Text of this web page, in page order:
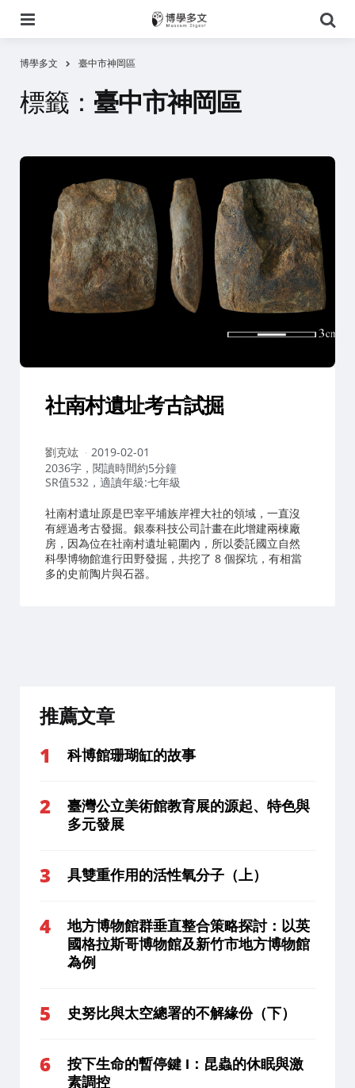
尋
博學多文 臺中市神岡區
標籤： 臺中市神岡區
社南村遺址考古試掘
作
者：
劉克竑
2019-02-01
2036字，閱讀時間約5分鐘
SR值532，適讀年級:七年級
社南村遺址原是巴宰平埔族岸裡大社的領域，一直沒
有經過考古發掘。銀泰科技公司計畫在此增建兩棟廠
房，因為位在社南村遺址範圍內，所以委託國立自然
科學博物館進行田野發掘，共挖了 8 個探坑，有相當
多的史前陶片與石器。
推薦文章
科博館珊瑚缸的故事
臺灣公立美術館教育展的源起、特色與
多元發展
具雙重作用的活性氧分子（上）
地方博物館群垂直整合策略探討：以英
國格拉斯哥博物館及新竹市地方博物館
為例
史努比與太空總署的不解緣份（下）
按下生命的暫停鍵 I：昆蟲的休眠與激
素調控